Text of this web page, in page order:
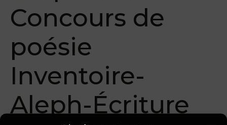
Concours de
poésie
Inventoire-
Aleph-Écriture